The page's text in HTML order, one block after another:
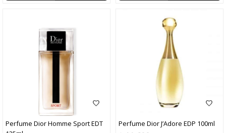
Perfume Dior Homme Sport EDT
Perfume Dior J’Adore EDP 100ml